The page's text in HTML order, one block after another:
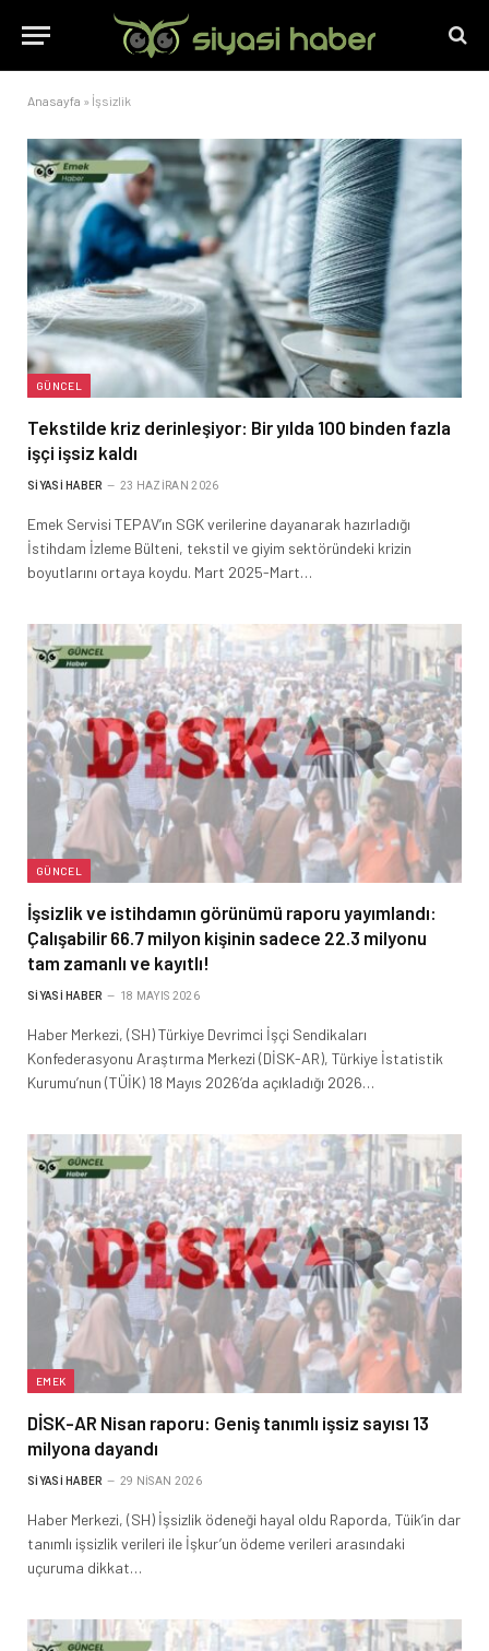
Anasayfa » İşsizlik
GÜNCEL
Tekstilde kriz derinleşiyor: Bir yılda 100 binden fazla
işçi işsiz kaldı
SIYASI HABER 23 HAZIRAN 2026
Emek Servisi TEPAV’ın SGK verilerine dayanarak hazırladığı
İstihdam İzleme Bülteni, tekstil ve giyim sektöründeki krizin
boyutlarını ortaya koydu. Mart 2025-Mart…
GÜNCEL
İşsizlik ve istihdamın görünümü raporu yayımlandı:
Çalışabilir 66.7 milyon kişinin sadece 22.3 milyonu
tam zamanlı ve kayıtlı!
SIYASI HABER 18 MAYIS 2026
Haber Merkezi, (SH) Türkiye Devrimci İşçi Sendikaları
Konfederasyonu Araştırma Merkezi (DİSK-AR), Türkiye İstatistik
Kurumu’nun (TÜİK) 18 Mayıs 2026’da açıkladığı 2026…
EMEK
DİSK-AR Nisan raporu: Geniş tanımlı işsiz sayısı 13
milyona dayandı
SIYASI HABER 29 NISAN 2026
Haber Merkezi, (SH) İşsizlik ödeneği hayal oldu Raporda, Tüik’in dar
tanımlı işsizlik verileri ile İşkur’un ödeme verileri arasındaki
uçuruma dikkat…